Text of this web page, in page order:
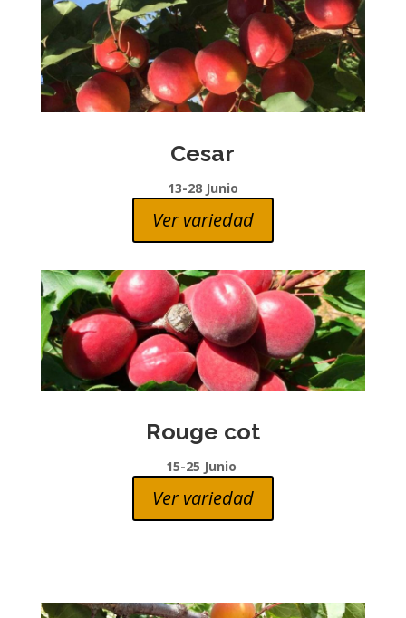
Cesar
13-28 Junio
Ver variedad
Rouge cot
15-25 Junio
Ver variedad